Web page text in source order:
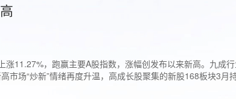
11.27%，跑赢主要A股指数，涨幅创发布以来新高。九成
市场“炒新”情绪再度升温，高成长股聚集的新股168板块3月